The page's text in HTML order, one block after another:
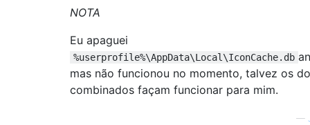
NOTA
Eu apaguei
%userprofile%\AppData\Local\IconCache.db
mas não funcionou no momento, talvez os
combinados façam funcionar para mim.
—